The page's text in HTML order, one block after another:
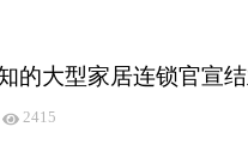
的大型家居连锁官宣
2415